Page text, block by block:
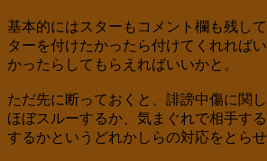
基本的にはスターもコメント欄も残し
ターを付けたかったら付けてくれれば
かったらしてもらえればいいかと。
ただ先に断っておくと、誹謗中傷に関
ほぼスルーするか、気まぐれで相手す
するかというどれかしらの対応をとらせ